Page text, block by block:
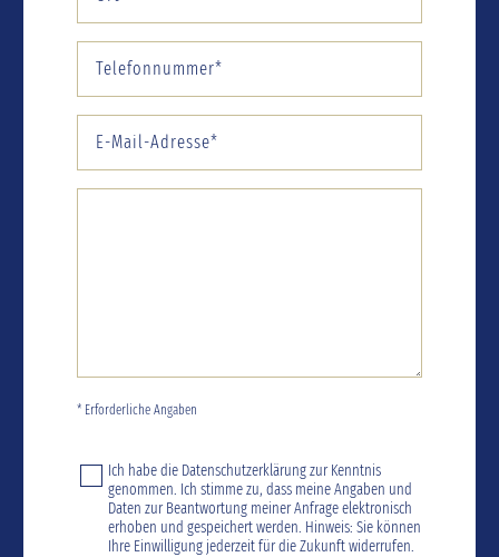
* Erforderliche Angaben
Ich habe die Datenschutzerklärungzur Kenntnis
genommen. Ich stimme zu, dass meine Angaben und
Daten zur Beantwortung meiner Anfrage elektronisch
erhoben und gespeichert werden. Hinweis: Sie können
Ihre Einwilligung jederzeit für die Zukunft widerrufen.